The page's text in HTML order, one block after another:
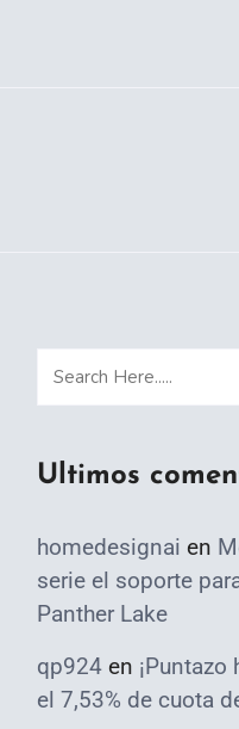
Ultimos
homedesignai en
serie el soporte
Panther Lake
qp924 en
el 7,53% de cuota